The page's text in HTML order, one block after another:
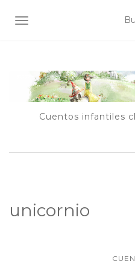
ALTERNAR NAVEGACIÓN
Cuentos infantiles
unicornio